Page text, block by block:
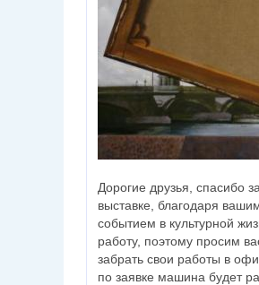
Дорогие друзья, спасибо
выставке, благодаря
событием в культурной
работу, поэтому просим
забрать свои работы в
по заявке машина будет